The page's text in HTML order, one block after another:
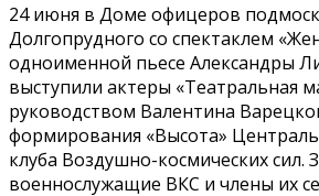
24 июня в Доме офицеров
Долгопрудного со спектаклем
одноименной пьесе Александры
выступили актеры «Театральная
руководством Валентина
формирования «Высота»
клуба Воздушно-космических сил.
военнослужащие ВКС и члены их